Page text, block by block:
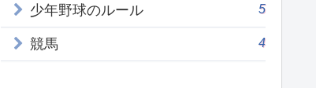
少年野球のルール 5
競馬 4